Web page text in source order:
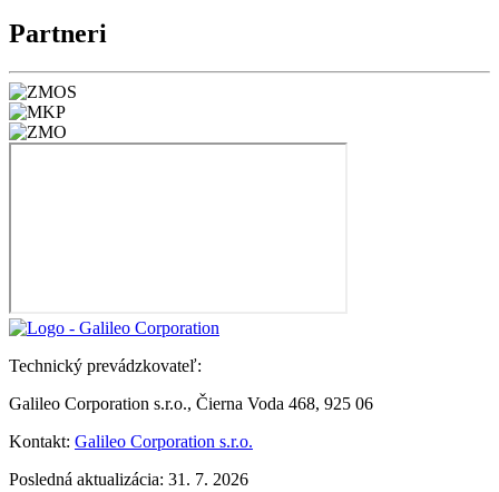
Partneri
Technický prevádzkovateľ:
Galileo Corporation s.r.o., Čierna Voda 468, 925 06
Kontakt: Galileo Corporation s.r.o.
Posledná aktualizácia: 31. 7. 2026